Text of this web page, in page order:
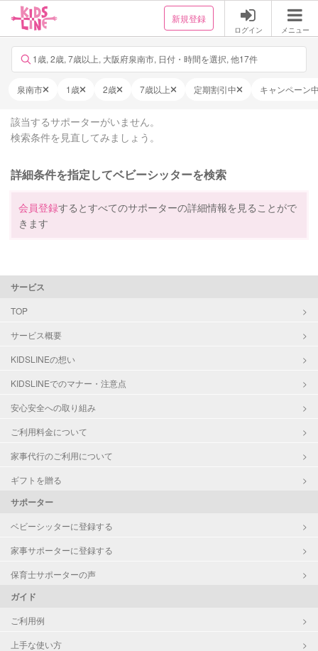
新規登録
ログイン メニュー
1歳, 2歳, 7歳以上, 大阪府泉南市, 日付・時間を選択, 他17件
泉南市 1歳 2歳 7歳以上 定期割引中 キャンペーン
該当するサポーターがいません。
検索条件を見直してみましょう。
詳細条件を指定してベビーシッターを検索
会員登録するとすべてのサポーターの詳細情報を見ることがで
きます
サービス
TOP
サービス概要
KIDSLINEの想い
KIDSLINEでのマナー・注意点
安心安全への取り組み
ご利用料金について
家事代行のご利用について
ギフトを贈る
サポーター
ベビーシッターに登録する
家事サポーターに登録する
保育士サポーターの声
ガイド
ご利用例
上手な使い方